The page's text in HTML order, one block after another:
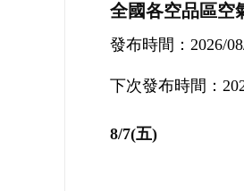
認識空污感測物聯
全國各空品區空
發布時間：2026/
下次發布時間：
8/7(五)